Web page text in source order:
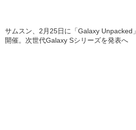
サムスン、2月25日に「Galaxy Unpacked」
開催。次世代Galaxy Sシリーズを発表へ